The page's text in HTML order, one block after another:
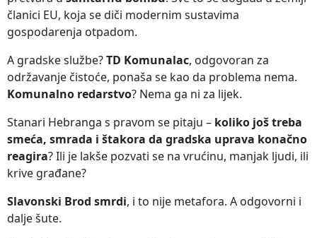
članici EU, koja se diči modernim sustavima
gospodarenja otpadom.
A gradske službe?TD Komunalac, odgovoran za
održavanje čistoće, ponaša se kao da problema nema.
Komunalno redarstvo? Nema ga ni za lijek.
Stanari Hebranga s pravom se pitaju – koliko još treba
smeća, smrada i štakora da gradska uprava konačno
reagira? Ili je lakše pozvati se na vrućinu, manjak ljudi, ili
krive građane?
Slavonski Brod smrdi, i to nije metafora. A odgovorni i
dalje šute.